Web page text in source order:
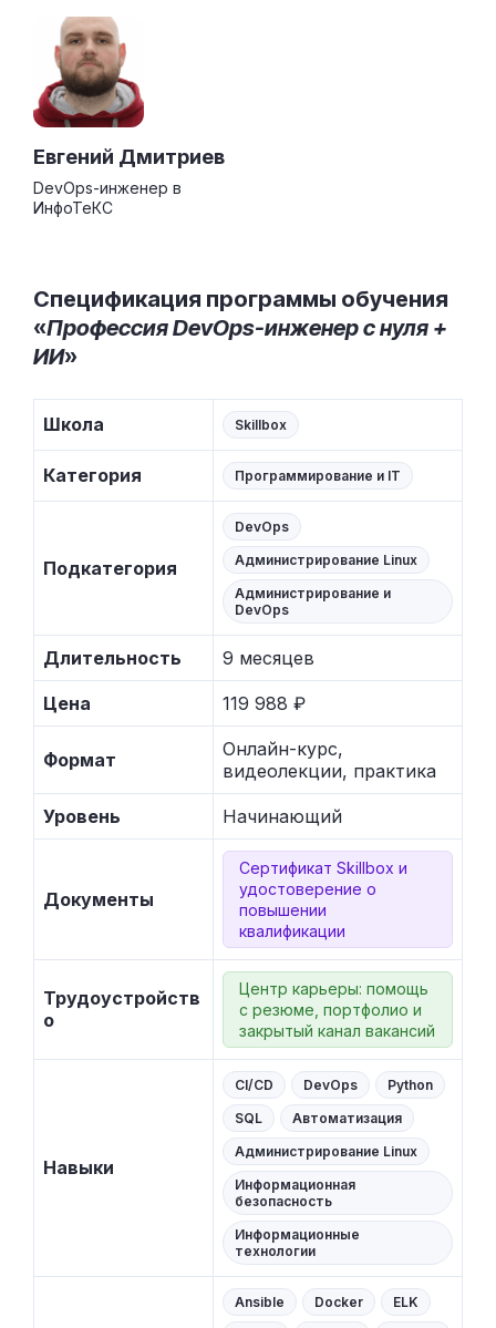
Евгений Дмитриев
DevOps-инженер в
ИнфоТеКС
Спецификация программы обучения
«Профессия DevOps-инженер с нуля +
ИИ»
Школа Skillbox
Категория Программирование и IT
Подкатегория
DevOps
Администрирование Linux
Администрирование и
DevOps
Длительность 9 месяцев
Цена 119 988 ₽
Формат
Онлайн-курс,
видеолекции, практика
Уровень Начинающий
Документы
Сертификат Skillbox и
удостоверение о
повышении
квалификации
Трудоустройств
о
Центр карьеры: помощь
с резюме, портфолио и
закрытый канал вакансий
Навыки
CI/CD DevOps
Python
SQL
Автоматизация
Администрирование Linux
Информационная
безопасность
Информационные
технологии
Ansible Docker
ELK